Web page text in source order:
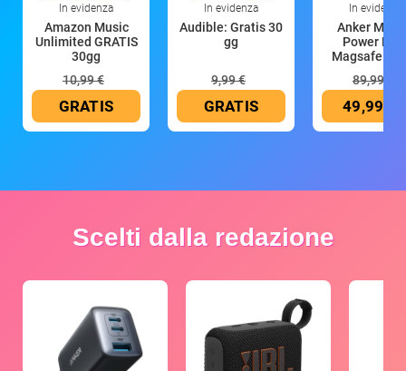
In evidenza
Amazon Music
Unlimited GRATIS
30gg
10,99 €
GRATIS
In evidenza
Audible: Gratis 30
gg
9,99 €
GRATIS
In evidenza
Anker
Power
Magsafe
89,99 €
49,99 €
Scelti dalla redazione